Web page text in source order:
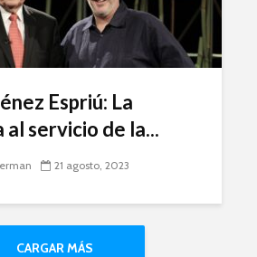
Espriú: La
servicio de la...
21 agosto, 2023
CARGAR MÁS